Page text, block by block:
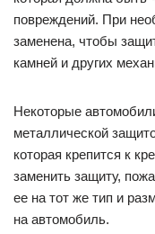
повреждений. При
заменена, чтобы
камней и других
Некоторые
металлической
которая крепится к
заменить защиту,
ее на тот же тип и
на автомобиль.